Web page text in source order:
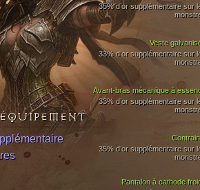
Veste
33% d’or supplémentaire sur
Avant-bras mécanique à
33% d’or supplémentaire sur
35% d’or supplémentaire sur
Pantalon à cathode
35% d’or supplémentaire sur